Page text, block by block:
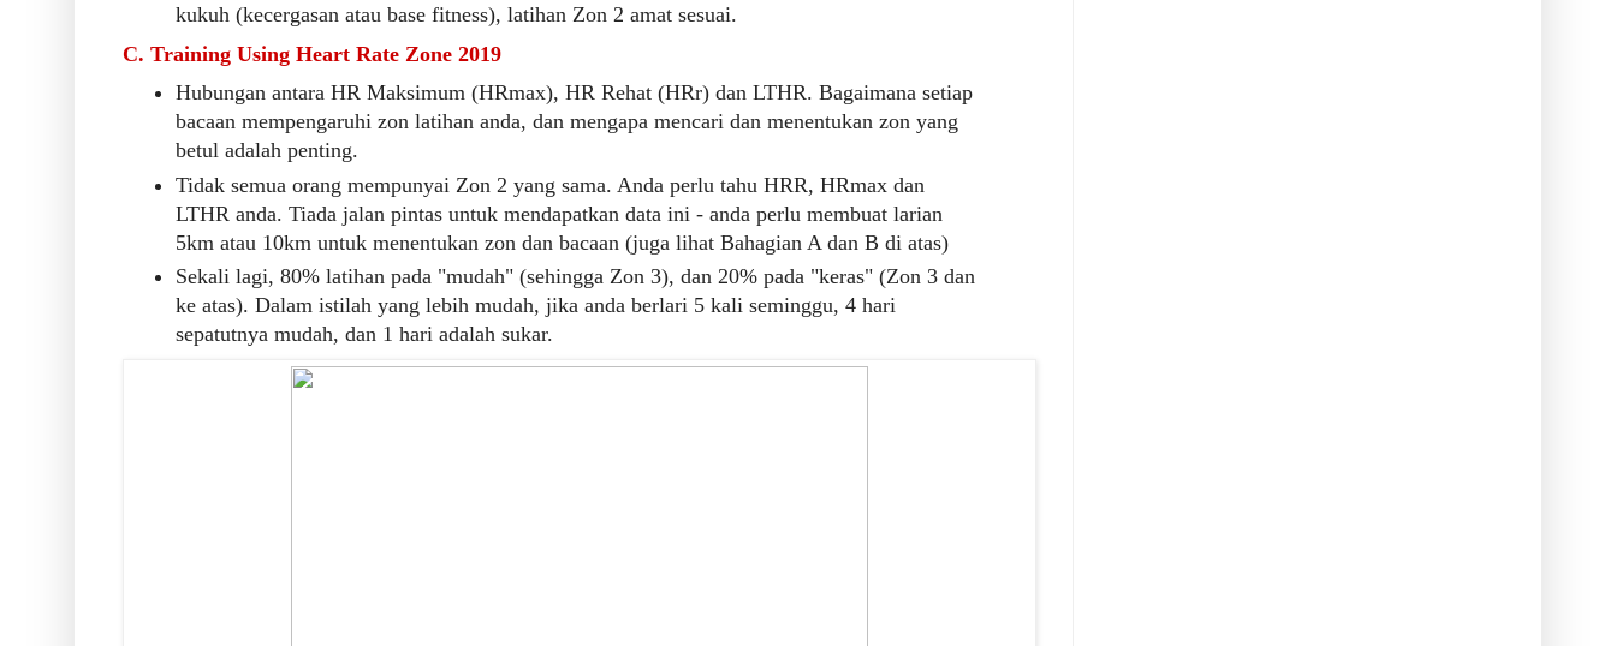
kukuh (kecergasan atau base fitness), latihan Zon 2 amat sesuai.
C. Training Using Heart Rate Zone 2019
Hubungan antara HR Maksimum (HRmax), HR Rehat (HRr) dan LTHR. Bagaimana setiap
bacaan mempengaruhi zon latihan anda, dan mengapa mencari dan menentukan zon yang
betul adalah penting.
Tidak semua orang mempunyai Zon 2 yang sama. Anda perlu tahu HRR, HRmax dan
LTHR anda. Tiada jalan pintas untuk mendapatkan data ini - anda perlu membuat larian
5km atau 10km untuk menentukan zon dan bacaan (juga lihat Bahagian A dan B di atas)
Sekali lagi, 80% latihan pada "mudah" (sehingga Zon 3), dan 20% pada "keras" (Zon 3 dan
ke atas). Dalam istilah yang lebih mudah, jika anda berlari 5 kali seminggu, 4 hari
sepatutnya mudah, dan 1 hari adalah sukar.